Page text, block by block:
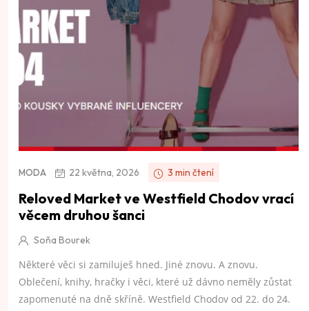
MODA 22 května, 2026 3 min čtení
Reloved Market ve Westfield Chodov vrací
věcem druhou šanci
Soňa Bourek
Některé věci si zamiluješ hned. Jiné znovu. A znovu.
Oblečení, knihy, hračky i věci, které už dávno neměly zůstat
zapomenuté na dně skříně. Westfield Chodov od 22. do 24.